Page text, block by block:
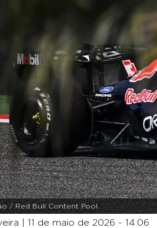
/ Red Bull Content Pool
| 11 de maio de 2026 - 14:06